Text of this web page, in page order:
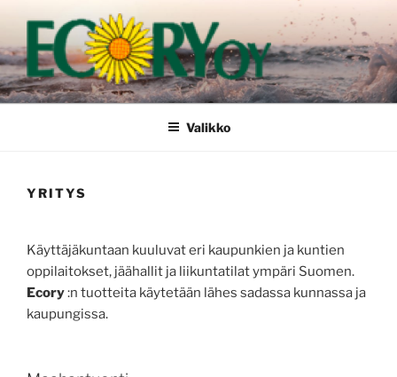
sisältöön
Valikko
YRITYS
Käyttäjäkuntaan kuuluvat eri kaupunkien ja kuntien
oppilaitokset, jäähallit ja liikuntatilat ympäri Suomen.
Ecory:n tuotteita käytetään lähes sadassa kunnassa ja
kaupungissa.